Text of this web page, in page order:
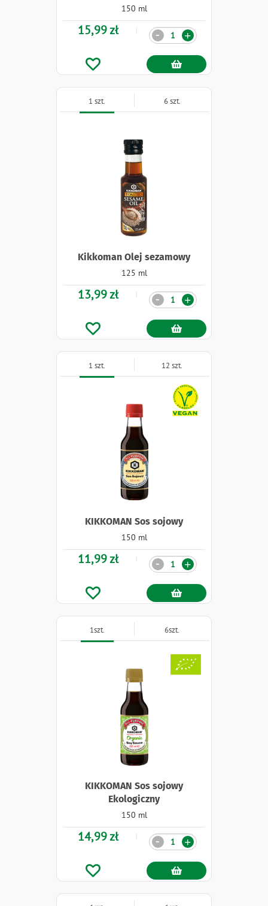
150 ml
15,99 zł Ilość +
-
Kikkoman Olej sezamowy
125 ml
13,99 zł
1 szt. 6 szt.
Ilość +
-
KIKKOMAN Sos sojowy
150 ml
Naklejki
11,99 zł
1 szt. 12 szt.
Ilość +
-
KIKKOMAN Sos sojowy
Ekologiczny
150 ml
14,99 zł
1szt. 6szt.
Ilość +
-